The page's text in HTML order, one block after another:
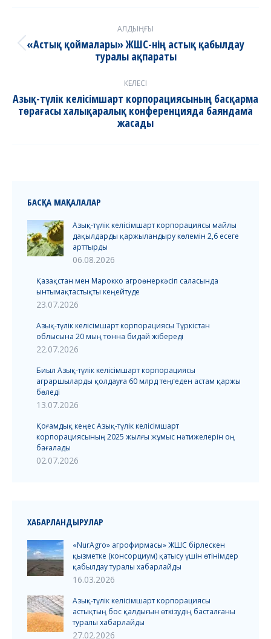
navigation
АЛДЫҢҒЫ
Previous
post:
«Астық қоймалары» ЖШС-нің астық қабылдау
туралы ақпараты
КЕЛЕСІ
Next
post:
Азық-түлік келісімшарт корпорациясының басқарма
төрағасы халықаралық конференцияда баяндама
жасады
БАСҚА МАҚАЛАЛАР
Азық-түлік келісімшарт корпорациясы майлы
дақылдарды қаржыландыру көлемін 2,6 есеге
арттырды
06.08.2026
Қазақстан мен Марокко агроөнеркәсіп саласында
ынтымақтастықты кеңейтуде
23.07.2026
Азық-түлік келісімшарт корпорациясы Түркістан
облысына 20 мың тонна бидай жібереді
22.07.2026
Биыл Азық-түлік келісімшарт корпорациясы
аграршыларды қолдауға 60 млрд теңгеден астам қаржы
бөледі
13.07.2026
Қоғамдық кеңес Азық-түлік келісімшарт
корпорациясының 2025 жылғы жұмыс нәтижелерін оң
бағалады
02.07.2026
ХАБАРЛАНДЫРУЛАР
«NurAgro» агрофирмасы» ЖШС бірлескен
қызметке (консорциум) қатысу үшін өтінімдер
қабылдау туралы хабарлайды
16.03.2026
Азық-түлік келісімшарт корпорациясы
астықтың бос қалдығын өткізудің басталғаны
туралы хабарлайды
27.02.2026